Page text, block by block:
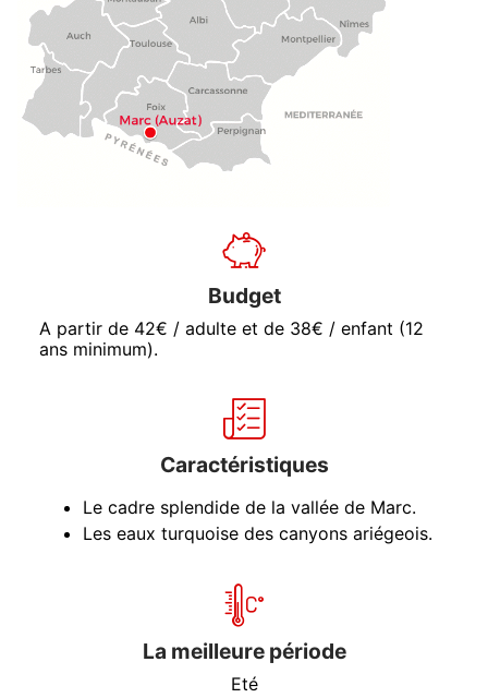
Budget
A partir de 42€ / adulte et de 38€ / enfant (12
ans minimum).
Caractéristiques
Le cadre splendide de la vallée de Marc.
Les eaux turquoise des canyons ariégeois.
La meilleure période
Eté